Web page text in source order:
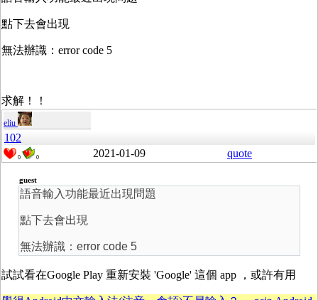
點下去會出現
無法辦識：error code 5
求解！！
eliu
102
0 0 2021-01-09 quote
guest
語音輸入功能最近出現問題
點下去會出現
無法辦識：error code 5
試試看在Google Play 重新安裝 'Google' 這個 app ，或許有用